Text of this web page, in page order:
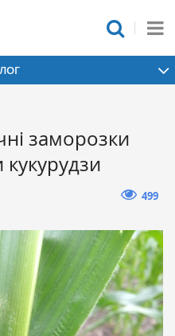
заморозки
499